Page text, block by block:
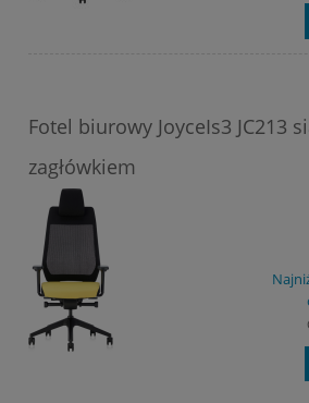
Fotel biurowy JoyceIs3 JC213
zagłówkiem